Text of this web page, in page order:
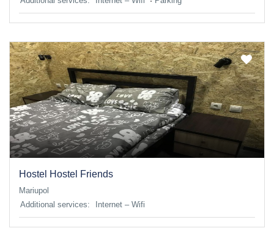
Hostel Hostel Friends
Additional services: Internet – Wifi
Mariupol